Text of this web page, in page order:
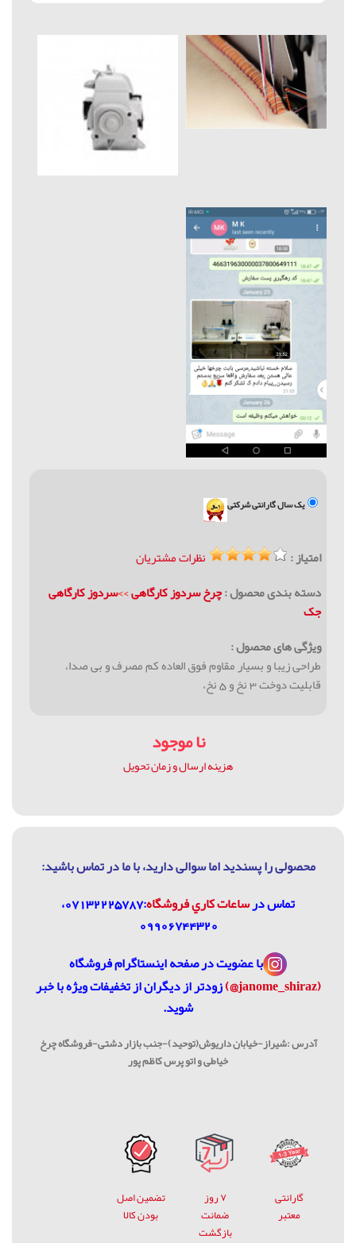
یک سال گارانتی شرکتی
امتیاز :
نظرات مشتریان
دسته بندی محصول :چرخ سردوز کارگاهی>>سردوز کارگاهی
جک
ویژگی های محصول :
طراحی زیبا و بسیار مقاوم فوق العاده کم مصرف و بی صدا،
قابلیت دوخت 3 نخ و 5 نخ،
نا موجود
هزینه ارسال و زمان تحویل
محصولی را پسندید اما سوالی دارید، با ما در تماس باشيد:
تماس درساعات كاري فروشگاه
:07132225787،
09906744320
با عضویت درصفحه اینستاگرام فروشگاه
(janome_shiraz@)
زودتر از دیگران از تخفیفات ویژه با خبر
شوید.
آدرس :شیراز-خیابان داریوش(توحید)-جنب بازار دشتی-فروشگاه چرخ
خیاطی و اتو پرس کاظم پور
گارانتی
معتبر
۷ روز
ضمانت
بازگشت
تضمین اصل
بودن کالا